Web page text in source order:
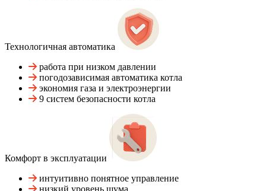
Технологичная автоматика
работа при низком давлении
погодозависимая автоматика котла
экономия газа и электроэнергии
9 систем безопасности котла
Комфорт в эксплуатации
интуитивно понятное управление